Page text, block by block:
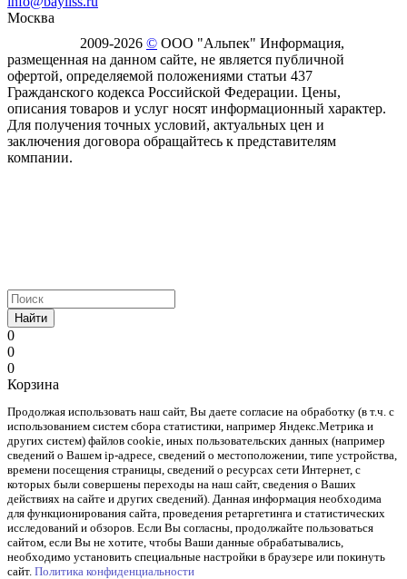
Москва
2009-2026 © ООО "Альпек" Информация,
размещенная на данном сайте, не является публичной
офертой, определяемой положениями статьи 437
Гражданского кодекса Российской Федерации. Цены,
описания товаров и услуг носят информационный характер.
Для получения точных условий, актуальных цен и
заключения договора обращайтесь к представителям
компании.
Найти
0
0
0
Корзина
Продолжая использовать наш cайт, Вы даете согласие на обработку (в т.ч. с
использованием систем сбора статистики, например Яндекс.Метрика и
других систем) файлов cookie, иных пользовательских данных (например
сведений о Вашем ip-адресе, сведений о местоположении, типе устройства,
времени посещения страницы, сведений о ресурсах сети Интернет, с
которых были совершены переходы на наш сайт, сведения о Ваших
действиях на сайте и других сведений). Данная информация необходима
для функционирования сайта, проведения ретаргетинга и статистических
исследований и обзоров. Если Вы согласны, продолжайте пользоваться
сайтом, если Вы не хотите, чтобы Ваши данные обрабатывались,
необходимо установить специальные настройки в браузере или покинуть
сайт. Политика конфиденциальности